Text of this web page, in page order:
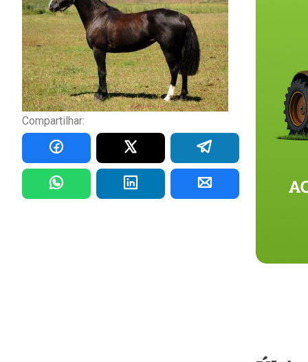
Compartilhar: